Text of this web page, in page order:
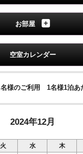
お部屋
空室カレンダー
名様のご利用 1名様1泊あ
2024年12月
火 水 木